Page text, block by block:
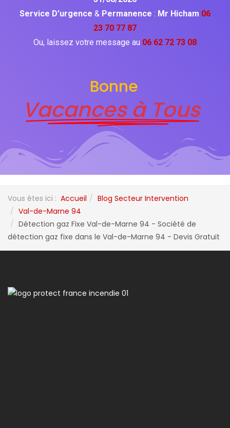
Service D'urgence & Permanence : Mr Hicham 06
23 70 77 87
Ou, laissez votre message au 06 62 72 73 08
Bonne
Vacances à Tous
Vous êtes ici : Accueil
Blog Secteur Intervention
Val-de-Marne 94
Détection gaz Fixe Val-de-Marne 94 - Société de
détection gaz fixe dans le Val-de-Marne 94 - Devis Gratuit